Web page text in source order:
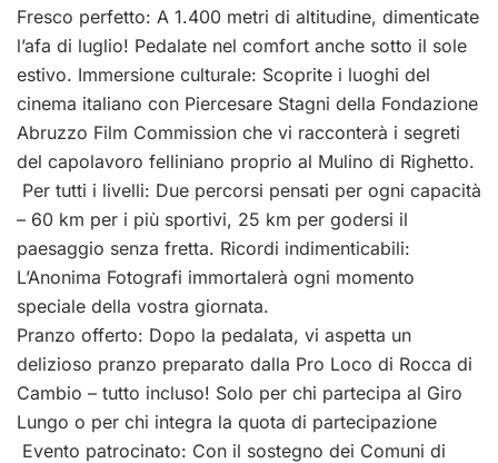
Fresco perfetto: A 1.400 metri di altitudine, dimenticate
l’afa di luglio! Pedalate nel comfort anche sotto il sole
estivo. Immersione culturale: Scoprite i luoghi del
cinema italiano con Piercesare Stagni della Fondazione
Abruzzo Film Commission che vi racconterà i segreti
del capolavoro felliniano proprio al Mulino di Righetto.
Per tutti i livelli: Due percorsi pensati per ogni capacità
– 60 km per i più sportivi, 25 km per godersi il
paesaggio senza fretta. Ricordi indimenticabili:
L’Anonima Fotografi immortalerà ogni momento
speciale della vostra giornata.
Pranzo offerto: Dopo la pedalata, vi aspetta un
delizioso pranzo preparato dalla Pro Loco di Rocca di
Cambio – tutto incluso! Solo per chi partecipa al Giro
Lungo o per chi integra la quota di partecipazione
Evento patrocinato: Con il sostegno dei Comuni di